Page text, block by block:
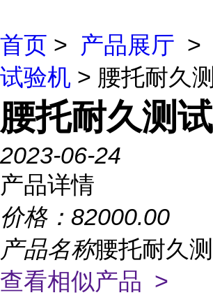
首页 > 产品展厅 >
试验机 > 腰托耐久
腰托耐久测
2023-06-24
产品详情
价格： 82000.00
产品名称腰托耐久
查看相似产品 >